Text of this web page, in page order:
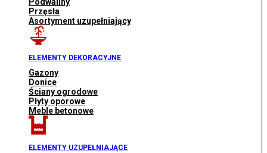
Przęsła
Asortyment uzupełniający
ELEMENTY DEKORACYJNE
Gazony
Donice
Ściany ogrodowe
Płyty oporowe
Meble betonowe
ELEMENTY UZUPEŁNIAJĄCE